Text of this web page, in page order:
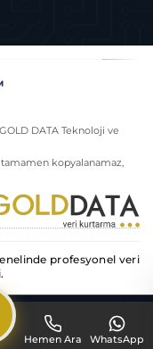
DATA Teknoloji ve
kopyalanamaz,
profesyonel veri
Acil: 0553 915 15 37
Hemen Ara WhatsApp